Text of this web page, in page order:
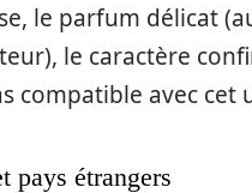
le parfum délicat
le caractère
compatible avec cet
pays étrangers